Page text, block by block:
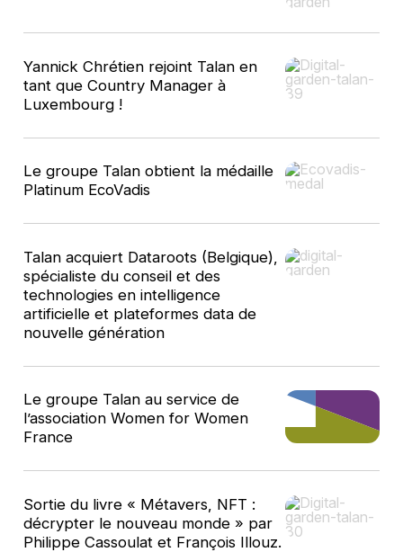
Yannick Chrétien rejoint Talan en
tant que Country Manager à
Luxembourg !
Le groupe Talan obtient la médaille
Platinum EcoVadis
Talan acquiert Dataroots (Belgique),
spécialiste du conseil et des
technologies en intelligence
artificielle et plateformes data de
nouvelle génération
Le groupe Talan au service de
l’association Women for Women
France
Sortie du livre « Métavers, NFT :
décrypter le nouveau monde » par
Philippe Cassoulat et François Illouz.